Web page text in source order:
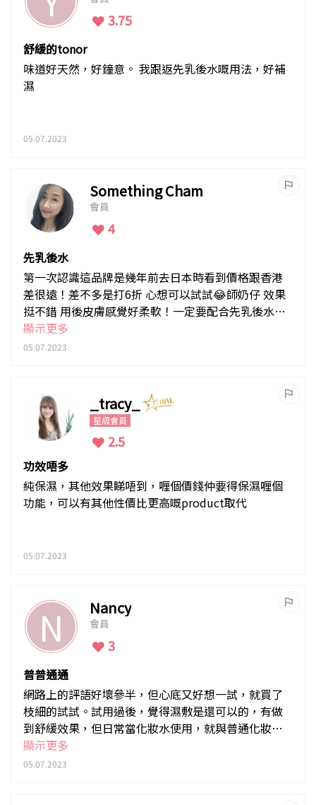
3.75
舒緩的tonor
味道好天然，好鐘意。 我跟返先乳後水嘅用法，好補
濕
05.07.2023
Something Cham
會員
4
先乳後水
第一次認識這品牌是幾年前去日本時看到價格跟香港
差很遠！差不多是打6折 心想可以試試😂師奶仔 效果
挺不錯 用後皮膚感覺好柔軟！一定要配合先乳後水才
有這效果
顯示更多
05.07.2023
_tracy_
星級會員
2.5
功效唔多
純保濕，其他效果睇唔到，喱個價錢仲要得保濕喱個
功能，可以有其他性價比更高嘅product取代
05.07.2023
N Nancy
會員
3
普普通通
網路上的評語好壞參半，但心底又好想一試，就買了
枝細的試試。試用過後，覺得濕敷是還可以的，有做
到舒緩效果，但日常當化妝水使用，就與普通化妝水
差不多，沒太大分別
顯示更多
05.07.2023